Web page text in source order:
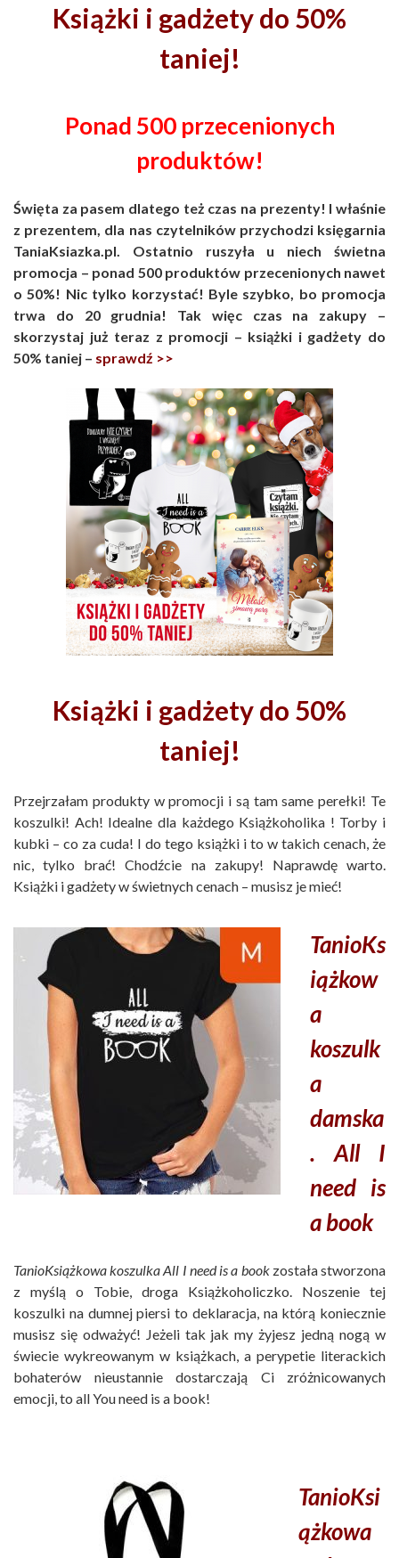
Książki i gadżety do 50%
taniej!
Ponad 500 przecenionych
produktów!
Święta za pasem dlatego też czas na prezenty! I właśnie
z prezentem, dla nas czytelników przychodzi księgarnia
TaniaKsiazka.pl. Ostatnio ruszyła u niech świetna
promocja – ponad 500 produktów przecenionych nawet
o 50%! Nic tylko korzystać! Byle szybko, bo promocja
trwa do 20 grudnia! Tak więc czas na zakupy –
skorzystaj już teraz z promocji – książki i gadżety do
50% taniej – sprawdź >>
Książki i gadżety do 50%
taniej!
Przejrzałam produkty w promocji i są tam same perełki! Te
koszulki! Ach! Idealne dla każdego Książkoholika ! Torby i
kubki – co za cuda! I do tego książki i to w takich cenach, że
nic, tylko brać! Chodźcie na zakupy! Naprawdę warto.
Książki i gadżety w świetnych cenach – musisz je mieć!
TanioKs
iążkow
a
koszulk
a
damska
. All I
need is
a book
TanioKsiążkowa koszulkaAll I need is a bookzostała stworzona
z myślą o Tobie, droga Książkoholiczko. Noszenie tej
koszulki na dumnej piersi to deklaracja, na którą koniecznie
musisz się odważyć! Jeżeli tak jak my żyjesz jedną nogą w
świecie wykreowanym w książkach, a perypetie literackich
bohaterów nieustannie dostarczają Ci zróżnicowanych
emocji, to all You need is a book!
TanioKsi
ążkowa